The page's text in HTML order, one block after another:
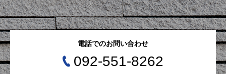
電話でのお問い合わせ
092-551-8262